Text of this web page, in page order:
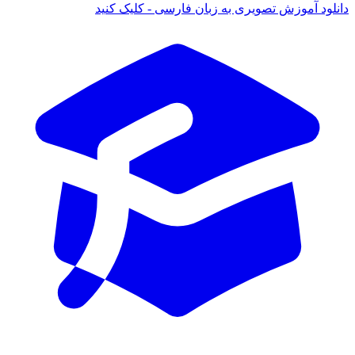
آموزش تصویری به زبان فارسی - کلیک کنید